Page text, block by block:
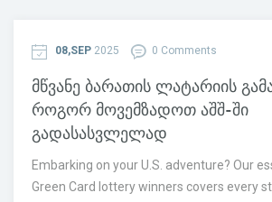
08,SEP 2025 0 Comments
მწვანე ბარათის ლატარიის
როგორ მოვემზადოთ აშშ-ში
გადასასვლელად
Embarking on your U.S. adventure? Our
Green Card lottery winners covers every